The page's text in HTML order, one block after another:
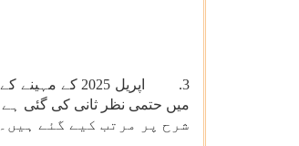
3.
شرح پر مرتب کیے گئے ہیں۔